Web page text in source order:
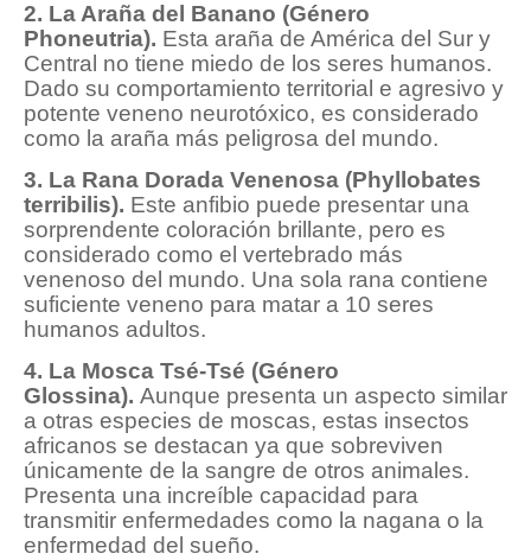
2. La Araña del Banano (Género
Phoneutria). Esta araña de América del Sur y
Central no tiene miedo de los seres humanos.
Dado su comportamiento territorial e agresivo y
potente veneno neurotóxico, es considerado
como la araña más peligrosa del mundo.
3. La Rana Dorada Venenosa (Phyllobates
terribilis). Este anfibio puede presentar una
sorprendente coloración brillante, pero es
considerado como el vertebrado más
venenoso del mundo. Una sola rana contiene
suficiente veneno para matar a 10 seres
humanos adultos.
4. La Mosca Tsé-Tsé (Género
Glossina). Aunque presenta un aspecto similar
a otras especies de moscas, estas insectos
africanos se destacan ya que sobreviven
únicamente de la sangre de otros animales.
Presenta una increíble capacidad para
transmitir enfermedades como la nagana o la
enfermedad del sueño.